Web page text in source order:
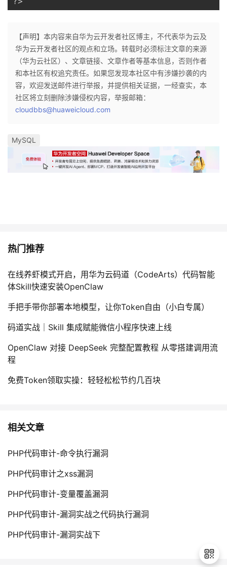
【声明】本内容来自华为云开发者社区博主，不代表华为云及
华为云开发者社区的观点和立场。转载时必须标注文章的来源
（华为云社区）、文章链接、文章作者等基本信息，否则作者
和本社区有权追究责任。如果您发现本社区中有涉嫌抄袭的内
容，欢迎发送邮件进行举报，并提供相关证据，一经查实，本
社区将立刻删除涉嫌侵权内容，举报邮箱：
cloudbbs@huaweicloud.com
MySQL
热门推荐
在线养虾模式开启，用华为云码道（CodeArts）代码智能
体Skill快速安装OpenClaw
手把手带你部署本地模型，让你Token自由（小白专属）
码道实战｜Skill 集成赋能微信小程序快速上线
OpenClaw 对接 DeepSeek 完整配置教程 从零搭建调用流
程
免费Token领取实操：轻轻松松节约几百块
相关文章
PHP代码审计-命令执行漏洞
PHP代码审计之xss漏洞
PHP代码审计-变量覆盖漏洞
PHP代码审计-漏洞实战之代码执行漏洞
PHP代码审计-漏洞实战下